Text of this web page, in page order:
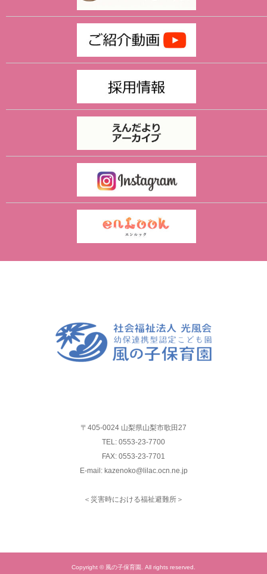
〒405-0024 山梨県山梨市歌田27
TEL: 0553-23-7700
FAX: 0553-23-7701
E-mail: kazenoko@lilac.ocn.ne.jp
＜災害時における福祉避難所＞
Copyright © 風の子保育園. All rights reserved.